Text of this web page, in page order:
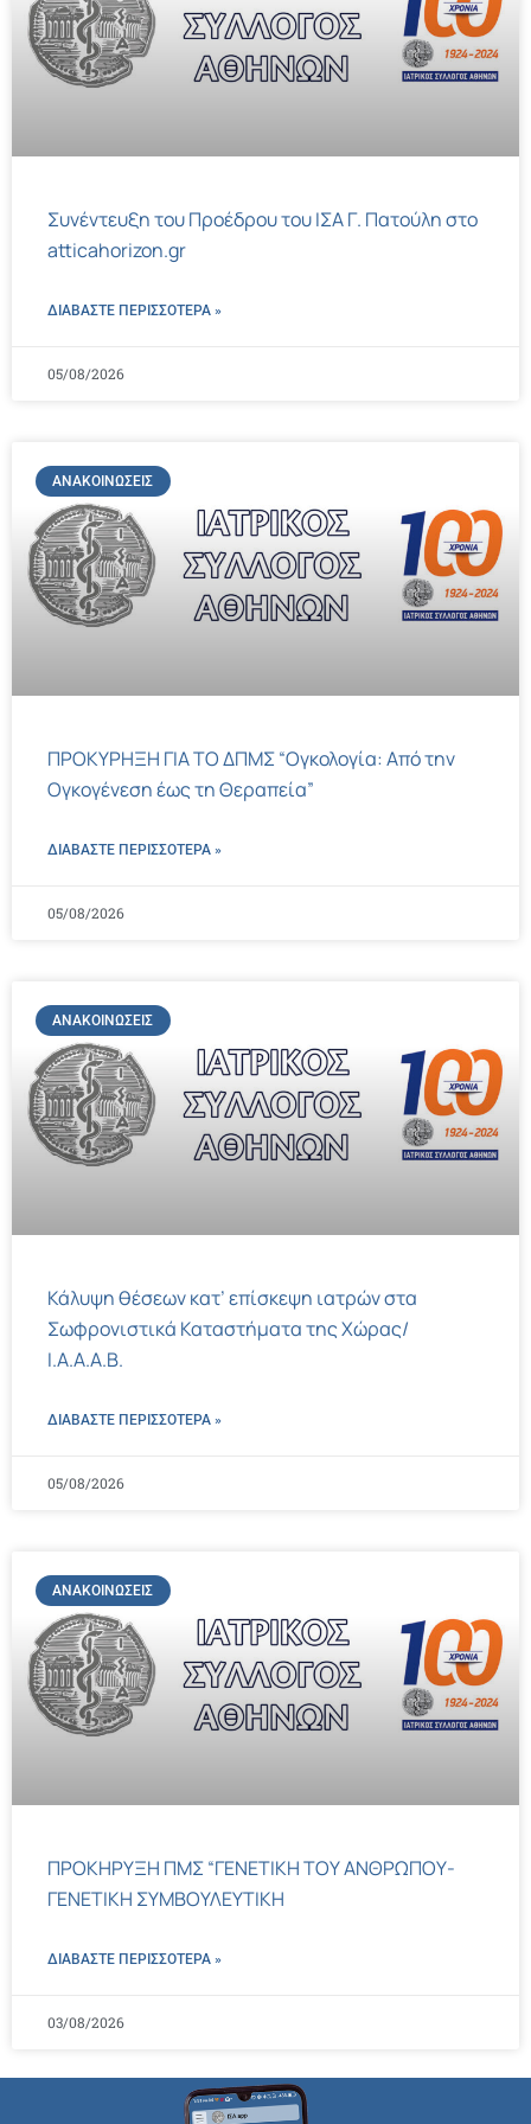
Συνέντευξη του Προέδρου του ΙΣΑ Γ. Πατούλη στο
atticahorizon.gr
ΔΙΑΒΑΣΤΕ ΠΕΡΙΣΣΌΤΕΡΑ »
05/08/2026
ΑΝΑΚΟΙΝΏΣΕΙΣ
ΠΡΟΚΥΡΗΞΗ ΓΙΑ ΤΟ ΔΠΜΣ “Ογκολογία: Από την
Ογκογένεση έως τη Θεραπεία”
ΔΙΑΒΑΣΤΕ ΠΕΡΙΣΣΌΤΕΡΑ »
05/08/2026
ΑΝΑΚΟΙΝΏΣΕΙΣ
Κάλυψη θέσεων κατ’ επίσκεψη ιατρών στα
Σωφρονιστικά Καταστήματα της Χώρας/
Ι.Α.Α.Α.Β.
ΔΙΑΒΑΣΤΕ ΠΕΡΙΣΣΌΤΕΡΑ »
05/08/2026
ΑΝΑΚΟΙΝΏΣΕΙΣ
ΠΡΟΚΗΡΥΞΗ ΠΜΣ “ΓΕΝΕΤΙΚΗ ΤΟΥ ΑΝΘΡΩΠΟΥ-
ΓΕΝΕΤΙΚΗ ΣΥΜΒΟΥΛΕΥΤΙΚΗ
ΔΙΑΒΑΣΤΕ ΠΕΡΙΣΣΌΤΕΡΑ »
03/08/2026